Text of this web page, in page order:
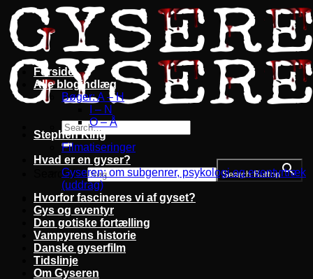
Fortsæt
til
indhold
Search for: Search Button
Forside
Alle blogindlæg
Bøger: A – H
I – N
O – Å
Stephen King
Filmatiseringer
Hvad er en gyser?
Gyseren: om subgenrer, psykologi og eventyrtræk
(uddrag)
Hvorfor fascineres vi af gyset?
Gys og eventyr
Den gotiske fortælling
Vampyrens historie
Danske gyserfilm
Tidslinje
Om Gyseren